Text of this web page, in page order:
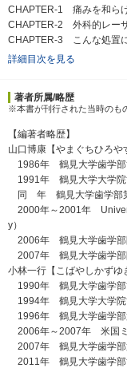
CHAPTER-1 痛みを和ら
CHAPTER-2 外科的レー
CHAPTER-3 こんな処置
詳細目次を見る
著者所属/略歴
※本書が刊行された当時のも
【編著者略歴】
山口博康【やまぐちひろや
1986年 鶴見大学歯学部
1991年 鶴見大学大学院
同 年 鶴見大学歯学部
2000年～2001年
y）
2006年 鶴見大学歯学部
2007年 鶴見大学歯学部
小林一行【こばやしかずゆ
1990年 鶴見大学歯学部
1994年 鶴見大学大学院
1996年 鶴見大学歯学部
2006年～2007年 米国ミ
2007年 鶴見大学歯学部
2011年 鶴見大学歯学部